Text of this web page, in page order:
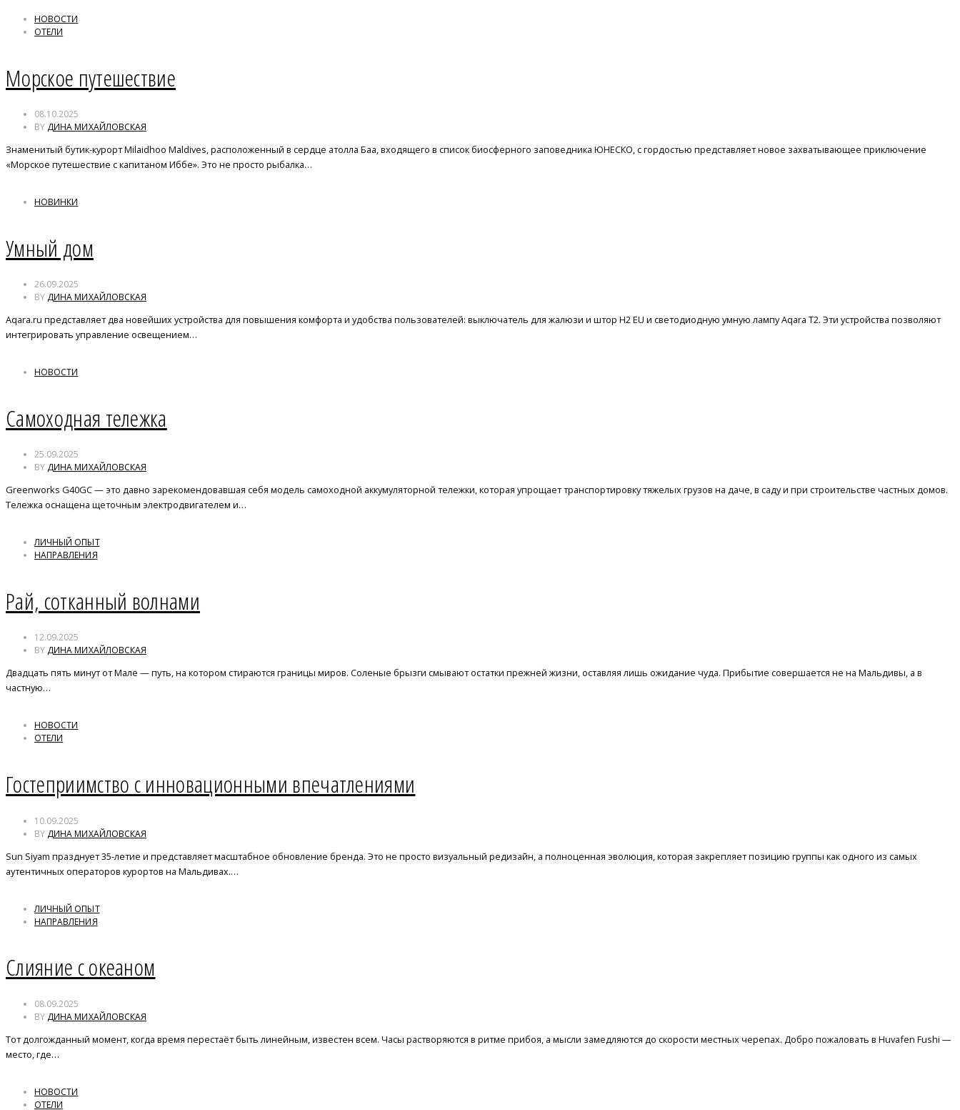
НОВОСТИ
ОТЕЛИ
Морское путешествие
08.10.2025
BY ДИНА МИХАЙЛОВСКАЯ
Знаменитый бутик-курорт Milaidhoo Maldives, расположенный в сердце атолла Баа, входящего в список биосферного заповедника ЮНЕСКО, с гордостью представляет новое захватывающее приключение
«Морское путешествие с капитаном Иббе». Это не просто рыбалка…
НОВИНКИ
Умный дом
26.09.2025
BY ДИНА МИХАЙЛОВСКАЯ
Aqara.ru представляет два новейших устройства для повышения комфорта и удобства пользователей: выключатель для жалюзи и штор H2 EU и светодиодную умную лампу Aqara T2. Эти устройства позволяют
интегрировать управление освещением…
НОВОСТИ
Самоходная тележка
25.09.2025
BY ДИНА МИХАЙЛОВСКАЯ
Greenworks G40GC — это давно зарекомендовавшая себя модель самоходной аккумуляторной тележки, которая упрощает транспортировку тяжелых грузов на даче, в саду и при строительстве частных домов.
Тележка оснащена щеточным электродвигателем и…
ЛИЧНЫЙ ОПЫТ
НАПРАВЛЕНИЯ
Рай, сотканный волнами
12.09.2025
BYДИНА МИХАЙЛОВСКАЯ
Двадцать пять минут от Мале — путь, на котором стираются границы миров. Соленые брызги смывают остатки прежней жизни, оставляя лишь ожидание чуда. Прибытие совершается не на Мальдивы, а в
частную…
НОВОСТИ
ОТЕЛИ
Гостеприимство с инновационными впечатлениями
10.09.2025
BY ДИНА МИХАЙЛОВСКАЯ
Sun Siyam празднует 35-летие и представляет масштабное обновление бренда. Это не просто визуальный редизайн, а полноценная эволюция, которая закрепляет позицию группы как одного из самых
аутентичных операторов курортов на Мальдивах.…
ЛИЧНЫЙ ОПЫТ
НАПРАВЛЕНИЯ
Cлияние с океаном
08.09.2025
BY ДИНА МИХАЙЛОВСКАЯ
Тот долгожданный момент, когда время перестаёт быть линейным, известен всем. Часы растворяются в ритме прибоя, а мысли замедляются до скорости местных черепах. Добро пожаловать в Huvafen Fushi —
место, где…
НОВОСТИ
ОТЕЛИ